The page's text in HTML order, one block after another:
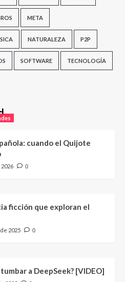
META
NATURALEZA P2P
SOFTWARE TECNOLOGÍA
cuando el Quijote
0
ficción que exploran el
2025 0
a DeepSeek? [VIDEO]